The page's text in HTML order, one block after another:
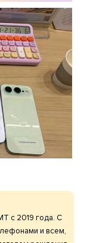
с 2019 года. С
и всем,